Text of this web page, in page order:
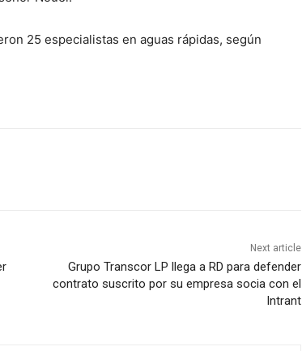
25 especialistas en aguas rápidas, según
Next article
Grupo Transcor LP llega a RD para defender
contrato suscrito por su empresa socia con el
Intrant